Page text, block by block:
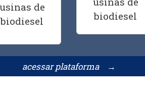
acessar plataforma →